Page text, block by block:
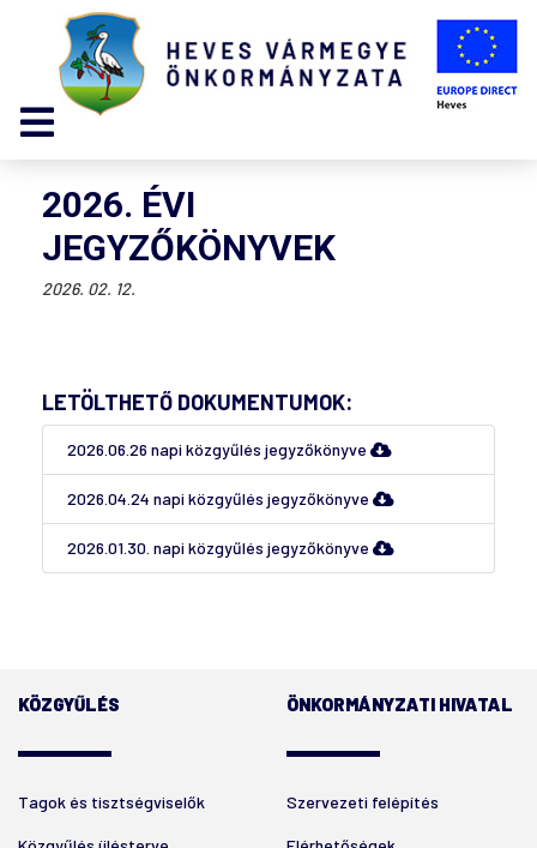
2026. ÉVI
JEGYZŐKÖNYVEK
2026. 02. 12.
LETÖLTHETŐ DOKUMENTUMOK:
2026.06.26 napi közgyűlés jegyzőkönyve
2026.04.24 napi közgyűlés jegyzőkönyve
2026.01.30. napi közgyűlés jegyzőkönyve
KÖZGYŰLÉS
Tagok és tisztségviselők
ÖNKORMÁNYZATI HIVATAL
Szervezeti felépítés